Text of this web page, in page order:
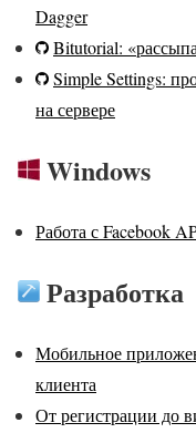
Dagger
Bitutorial:
Simple Settings:
на сервере
Windows
Работа с Facebook
Разработка
Мобильное
клиента
От регистрации до